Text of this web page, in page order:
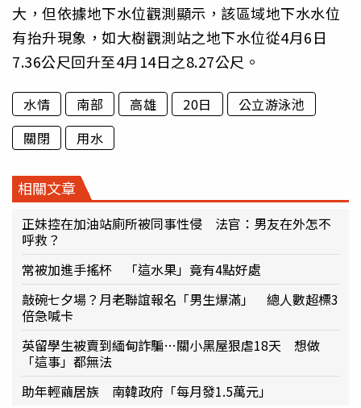
大，但依據地下水位觀測顯示，該區域地下水水位
有抬升現象，如大樹觀測站之地下水位從4月6日
7.36公尺回升至4月14日之8.27公尺。
水情 南部 高雄 20日
公立游泳池
關閉
用水
相關文章
正妹控在加油站廁所被同事性侵 法官：男友在外怎不
呼救？
常被加進手搖杯 「這水果」竟有4點好處
敲碗七夕場？月老聯誼報名「男生爆滿」 總人數超標3
倍急喊卡
英留學生被賣到緬甸詐騙…關小黑屋狠虐18天 想做
「這事」都無法
助年輕繭居族 南韓政府「每月發1.5萬元」